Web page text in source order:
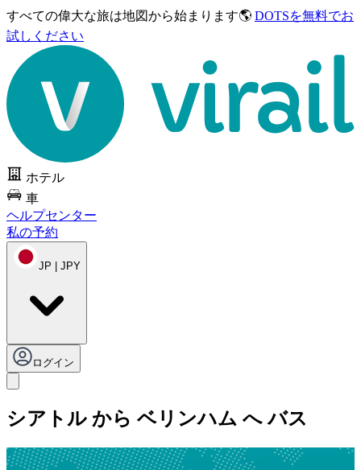
すべての偉大な旅は地図から始まります🌎 DOTSを無料でお
試しください
ホテル
車
ヘルプセンター
私の予約
JP | JPY
ログイン
シアトル から ベリンハム へ バス